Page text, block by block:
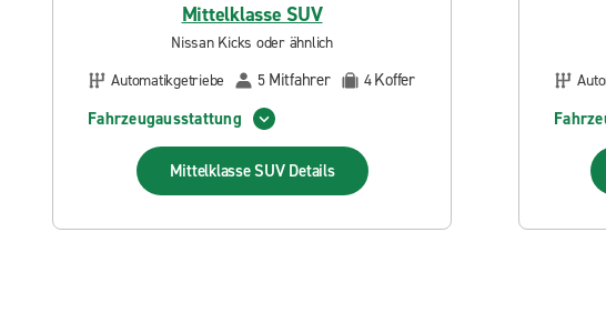
Mittelklasse SUV
Nissan Kicks oder ähnlich
Automatikgetriebe
5 Mitfahrer 4Koffer
Fahrzeugausstattung
Mittelklasse SUV Details